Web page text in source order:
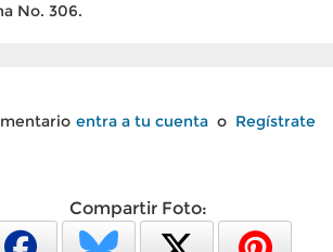
No. 306.
entra a tu cuenta o Regístrate
Compartir Foto: